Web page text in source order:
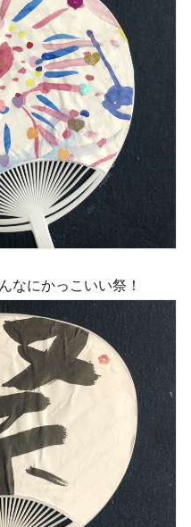
なにかっこいい祭！